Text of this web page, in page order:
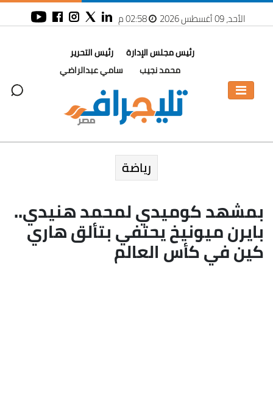
الأحد، 09 أغسطس 2026 02:58 م
رئيس مجلس الإدارة
محمد نجيب
رئيس التحرير
سامي عبدالراضي
رياضة
بمشهد كوميدي لمحمد هنيدي..
بايرن ميونيخ يحتفي بتألق هاري
كين في كأس العالم